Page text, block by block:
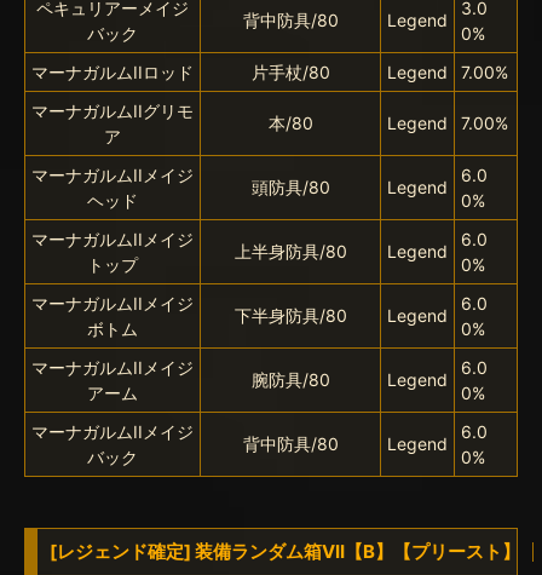
ペキュリアーメイジ
バック
背中防具/80 Legend
3.0
0%
マーナガルムIIロッド
片手杖/80 Legend
7.00%
マーナガルムIIグリモ
ア
本/80 Legend 7.00%
マーナガルムIIメイジ
ヘッド
頭防具/80 Legend
6.0
0%
マーナガルムIIメイジ
トップ
上半身防具/80 Legend
6.0
0%
マーナガルムIIメイジ
ボトム
下半身防具/80 Legend
6.0
0%
マーナガルムIIメイジ
アーム
腕防具/80 Legend
6.0
0%
マーナガルムIIメイジ
バック
背中防具/80 Legend
6.0
0%
[レジェンド確定] 装備ランダム箱VII【B】【プリースト】